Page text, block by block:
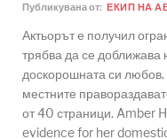
Публикувана от: ЕКИП НА
Актьорът е получил
трябва да се
доскорошната си
местните
от 40 страници. Amber
evidence for her